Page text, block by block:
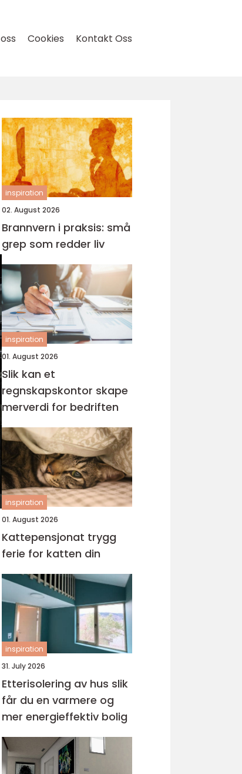
Cookies Kontakt Oss
inspiration
02. August 2026
Brannvern i praksis: små
grep som redder liv
inspiration
01. August 2026
Slik kan et
regnskapskontor skape
merverdi for bedriften
inspiration
01. August 2026
Kattepensjonat trygg
ferie for katten din
inspiration
31. July 2026
Etterisolering av hus slik
får du en varmere og
mer energieffektiv bolig